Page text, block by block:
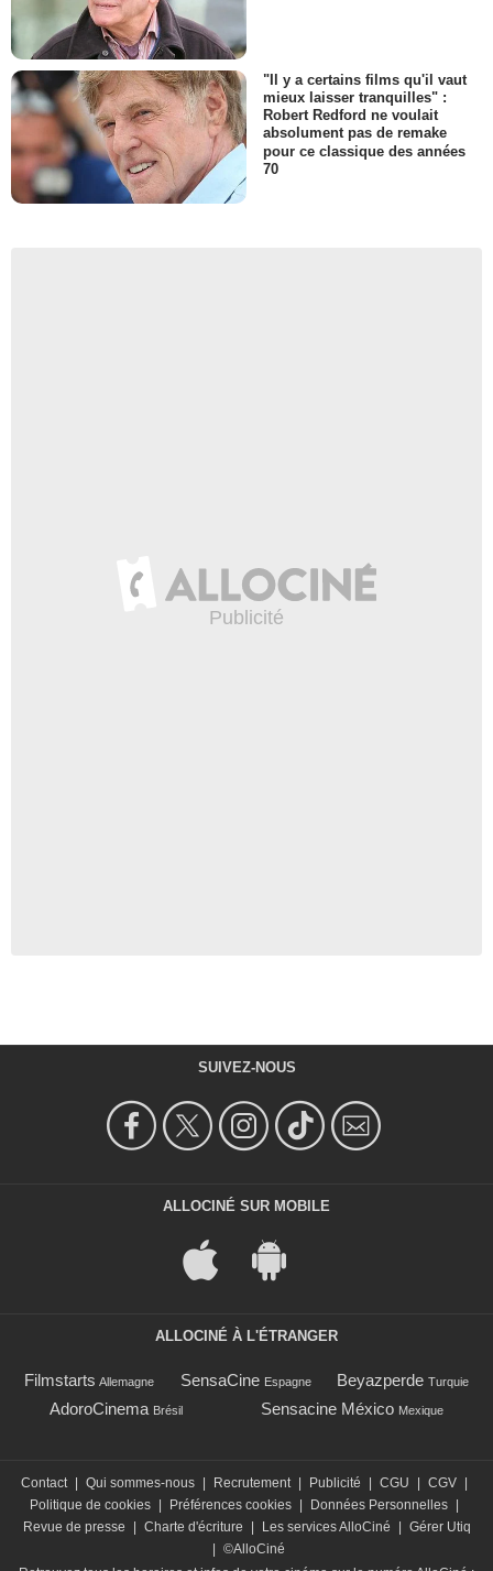
"Il y a certains films qu'il vaut
mieux laisser tranquilles" :
Robert Redford ne voulait
absolument pas de remake
pour ce classique des années
70
SUIVEZ-NOUS
ALLOCINÉ SUR MOBILE
ALLOCINÉ À L'ÉTRANGER
Filmstarts Allemagne SensaCine Espagne Beyazperde Turquie
AdoroCinema Brésil Sensacine México Mexique
Contact | Qui sommes-nous | Recrutement | Publicité | CGU | CGV |
Politique de cookies | Préférences cookies | Données Personnelles |
Revue de presse
| Charte d'écriture | Les services AlloCiné | Gérer Utiq
| ©AlloCiné